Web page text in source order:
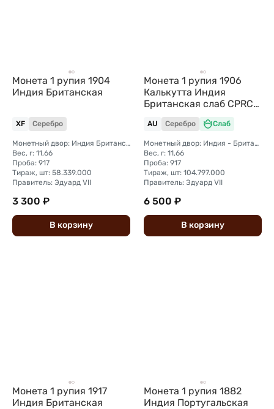
Монета 1 рупия 1904
Индия Британская
XF Серебро
Монетный двор: Индия Британская, Калькутта
Вес, г: 11,66
Проба: 917
Тираж, шт: 58.339.000
Правитель: Эдуард VII
3 300 ₽
В корзину
Монета 1 рупия 1906
Калькутта Индия
Британская слаб CPRC
AU 55
AU Серебро Слаб
Монетный двор: Индия - Британская, Калькутта
Вес, г: 11,66
Проба: 917
Тираж, шт: 104.797.000
Правитель: Эдуард VII
6 500 ₽
В корзину
Монета 1 рупия 1917
Индия Британская
Монета 1 рупия 1882
Индия Португальская